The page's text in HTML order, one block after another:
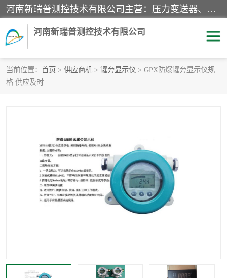
河南新瑞普测控技术有限公司主营：压力变送器、液位变送器、差压变送器、雷达料位计、电容物位计、温度显示控制仪表、电量变送器、流量计、工业自动化系统成套设备。
河南新瑞普测控技术有限公司
当前位置： 首页 > 供应商机 > 罐旁显示仪 > GPX防爆罐旁显示仪规
格 供应及时
霍尼韦尔压力变送器
液位变送器
标准型工业压力变送器 罐旁显示仪
差压变送器 温度传感器变送器
电容物位计